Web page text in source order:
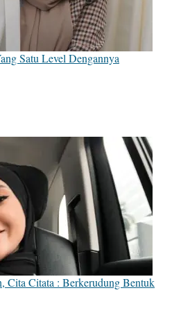
Satu Level Dengannya
Cita Citata : Berkerudung Bentuk